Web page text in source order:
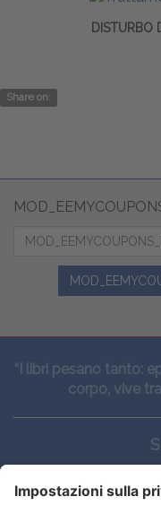
DISTURBO
Share on:
“I libri pesano tanto:
corpo, vive